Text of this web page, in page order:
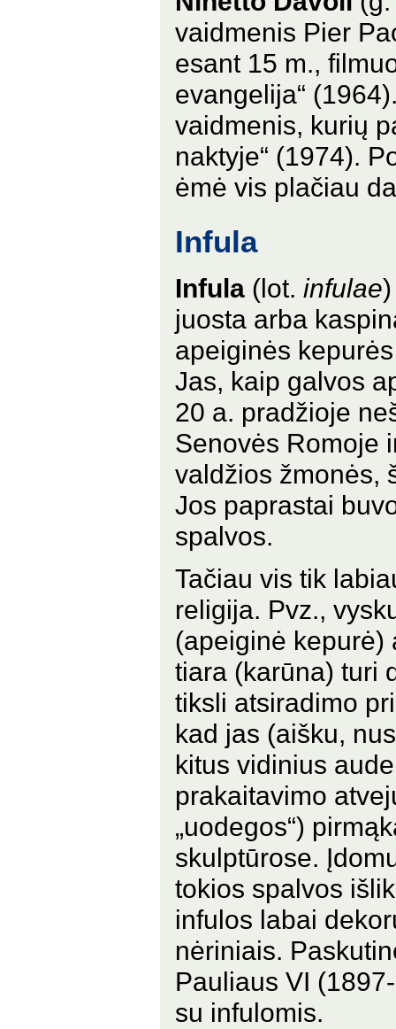
vaidmenis Pier
esant 15 m.,
evangelija“
vaidmenis, kurių
naktyje“ (1974).
ėmė vis plačiau
Infula
Infula (lot. infulae
juosta arba
apeiginės
Jas, kaip galvos
20 a. pradžioje
Senovės Romoje
valdžios žmonės,
Jos paprastai
spalvos.
Tačiau vis tik
religija. Pvz.,
(apeiginė kepurė)
tiara (karūna) turi
tiksli atsiradimo
kad jas (aišku,
kitus vidinius
prakaitavimo
„uodegos“)
skulptūrose.
tokios spalvos
infulos labai
nėriniais.
Pauliaus VI
su infulomis.